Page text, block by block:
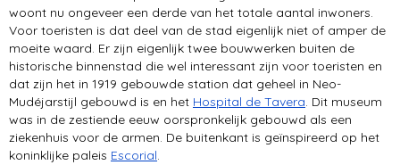
woont nu ongeveer een derde van het totale aantal inwoners.
Voor toeristen is dat deel van de stad eigenlijk niet of amper de
moeite waard. Er zijn eigenlijk twee bouwwerken buiten de
historische binnenstad die wel interessant zijn voor toeristen en
dat zijn het in 1919 gebouwde station dat geheel in Neo-
Mudéjarstijl gebouwd is en het Hospital de Tavera. Dit museum
was in de zestiende eeuw oorspronkelijk gebouwd als een
ziekenhuis voor de armen. De buitenkant is geïnspireerd op het
koninklijke paleis Escorial.